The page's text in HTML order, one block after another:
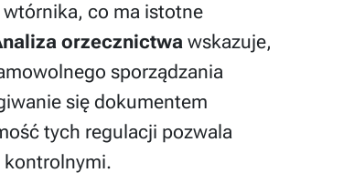
co ma istotne
orzecznictwa wskazuje,
sporządzania
się dokumentem
tych regulacji pozwala
kontrolnymi.